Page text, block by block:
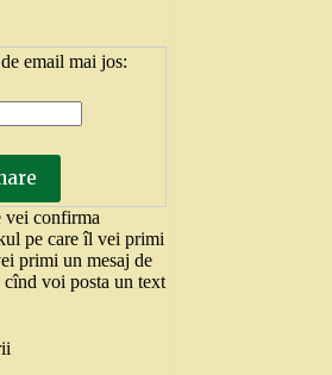
email mai jos:
vei confirma
pe care îl vei primi
primi un mesaj de
cînd voi posta un text